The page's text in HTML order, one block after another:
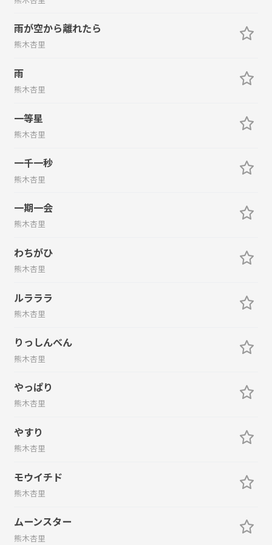
雨が空から離れたら
熊木杏里
雨
熊木杏里
一等星
熊木杏里
一千一秒
熊木杏里
一期一会
熊木杏里
わちがひ
熊木杏里
ルラララ
熊木杏里
りっしんべん
熊木杏里
やっぱり
熊木杏里
やすり
熊木杏里
モウイチド
熊木杏里
ムーンスター
熊木杏里